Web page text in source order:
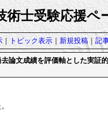
術士受験応援ペ
｜トピック表示｜新規投稿｜記
論文成績を評価軸とした実証的